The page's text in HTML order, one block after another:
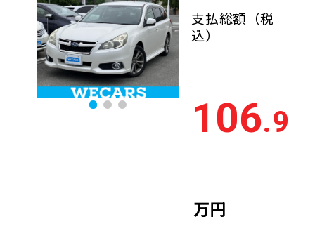
支払総額 （税
込）
106.9
万円